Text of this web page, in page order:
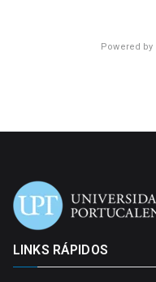
Powered by
LINKS RÁPIDOS